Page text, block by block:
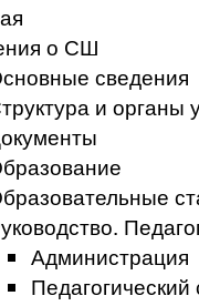
о СШ
сведения
и органы
Администрация
Педагогический